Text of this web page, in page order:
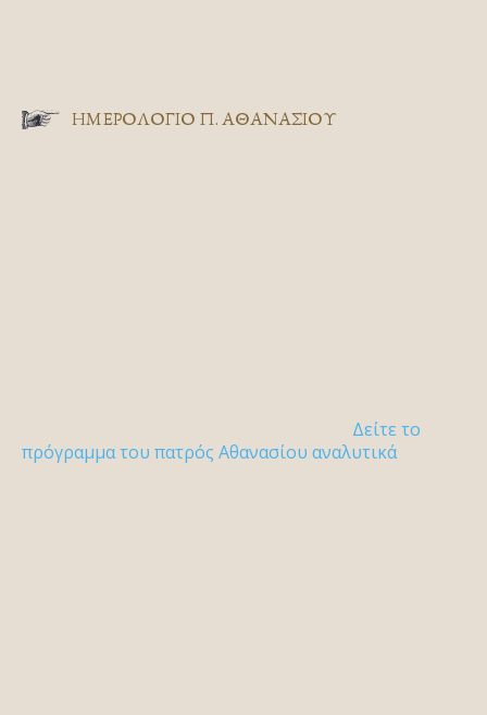
ΗΜΕΡΟΛΟΓΙΟ Π. ΑΘΑΝΑΣΙΟΥ
Δείτε το
πρόγραμμα του πατρός Αθανασίου αναλυτικά